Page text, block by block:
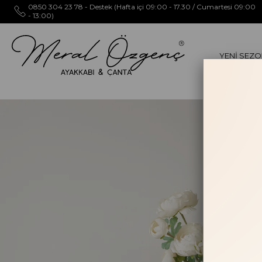
0850 304 23 78 - Destek (Hafta içi 09:00 - 17.30 / Cumartesi 09:00
- 13:00)
YENİ